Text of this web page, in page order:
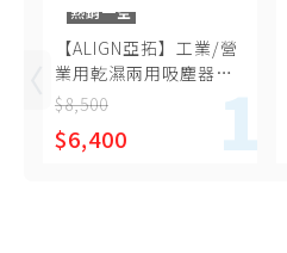
熱銷一空
【ALIGN亞拓】工業/營
業用乾濕兩用吸塵器
AVC-2020
$8,500
$6,400